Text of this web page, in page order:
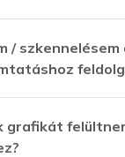
/
grafikát